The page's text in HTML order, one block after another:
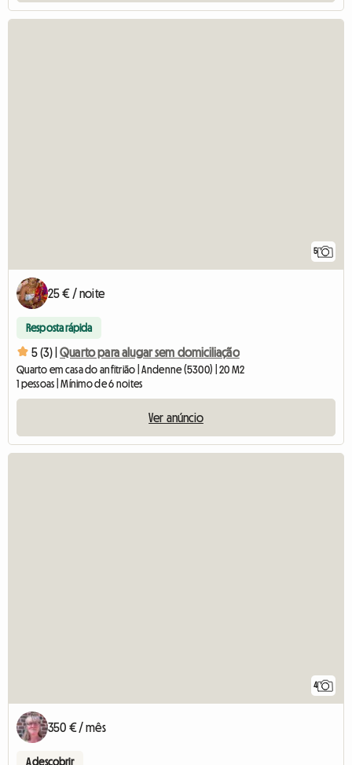
5
25 € / noite
Resposta rápida
5 (3) | Quarto para alugar sem domiciliação
Quarto em casa do anfitrião | Andenne (5300) | 20 M2
1 pessoas | Mínimo de 6 noites
Ver anúncio
4
350 € / mês
A descobrir